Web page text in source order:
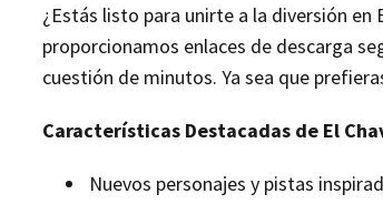
¿Estás listo para unirte a la diversión en
proporcionamos enlaces de descarga
cuestión de minutos. Ya sea que
Características Destacadas de El
Nuevos personajes y pistas